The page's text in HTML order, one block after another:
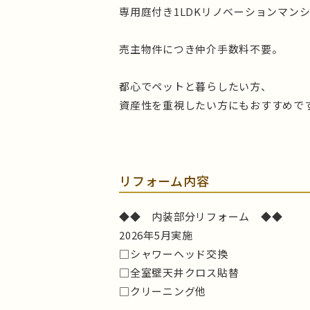
専用庭付き1LDKリノベーションマンシ
売主物件につき仲介手数料不要。
都心でペットと暮らしたい方、
資産性を重視したい方にもおすすめで
リフォーム内容
◆◆ 内装部分リフォーム ◆◆
2026年5月実施
□シャワーヘッド交換
□全室壁天井クロス貼替
□クリーニング他